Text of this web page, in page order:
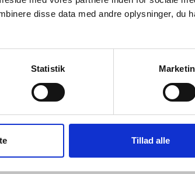
disse data med andre oplysninger, du
Statistik
Tillad alle
til terræn:
DK